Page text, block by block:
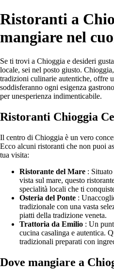
Ristoranti a
mangiare nel
Se ti trovi a Chioggia e desideri
locale, sei nel posto giusto.
tradizioni culinarie autentiche, offre
soddisferanno ogni esigenza
per unesperienza indimenticabile.
Ristoranti Chioggia
Il centro di Chioggia è un vero
Ecco alcuni ristoranti che non puoi
tua visita:
Ristorante del Mare :
vista sul mare, questo
specialità locali che ti
Osteria del Ponte :
tradizionale con una vasta
piatti della tradizione veneta.
Trattoria da Emilio : Un
cucina casalinga e autentica.
tradizionali preparati con
Dove mangiare a